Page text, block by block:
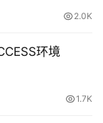
2.0K
环境
1.7K